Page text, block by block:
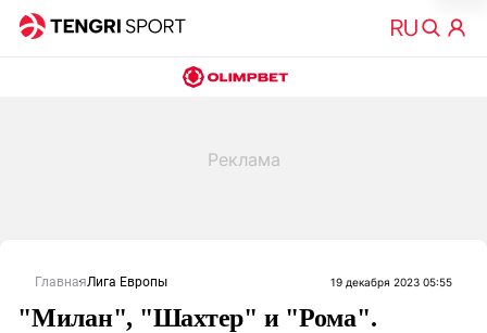
ГлавнаяЛига Европы 19 декабря 2023 05:55
"Милан", "Шахтер" и "Рома".